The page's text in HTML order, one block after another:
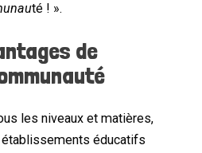
té ! ».
de
les niveaux et matières,
éducatifs